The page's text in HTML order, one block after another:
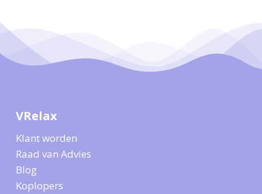
VRelax
Klant worden
Raad van Advies
Blog
Koplopers